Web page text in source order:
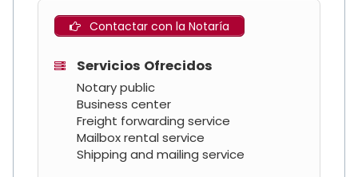
Contactar con la Notaría
Servicios Ofrecidos
Notary public
Business center
Freight forwarding service
Mailbox rental service
Shipping and mailing service